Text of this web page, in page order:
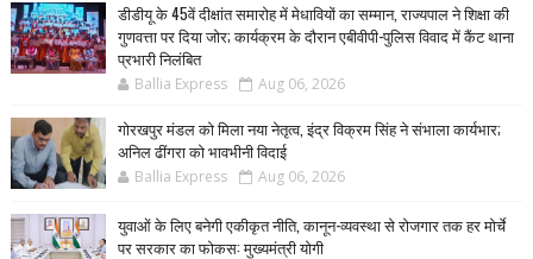
डीडीयू के 45वें दीक्षांत समारोह में मेधावियों का सम्मान, राज्यपाल ने शिक्षा की
गुणवत्ता पर दिया जोर; कार्यक्रम के दौरान एबीवीपी-पुलिस विवाद में कैंट थाना
प्रभारी निलंबित
Ballia Express Aug 06, 2026
गोरखपुर मंडल को मिला नया नेतृत्व, इंद्र विक्रम सिंह ने संभाला कार्यभार;
अनिल ढींगरा को भावभीनी विदाई
Ballia Express Aug 06, 2026
युवाओं के लिए बनेगी एकीकृत नीति, कानून-व्यवस्था से रोजगार तक हर मोर्चे
पर सरकार का फोकस: मुख्यमंत्री योगी